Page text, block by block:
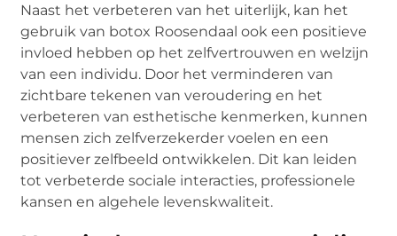
Naast het verbeteren van het uiterlijk, kan het
gebruik van botox Roosendaal ook een positieve
invloed hebben op het zelfvertrouwen en welzijn
van een individu. Door het verminderen van
zichtbare tekenen van veroudering en het
verbeteren van esthetische kenmerken, kunnen
mensen zich zelfverzekerder voelen en een
positiever zelfbeeld ontwikkelen. Dit kan leiden
tot verbeterde sociale interacties, professionele
kansen en algehele levenskwaliteit.